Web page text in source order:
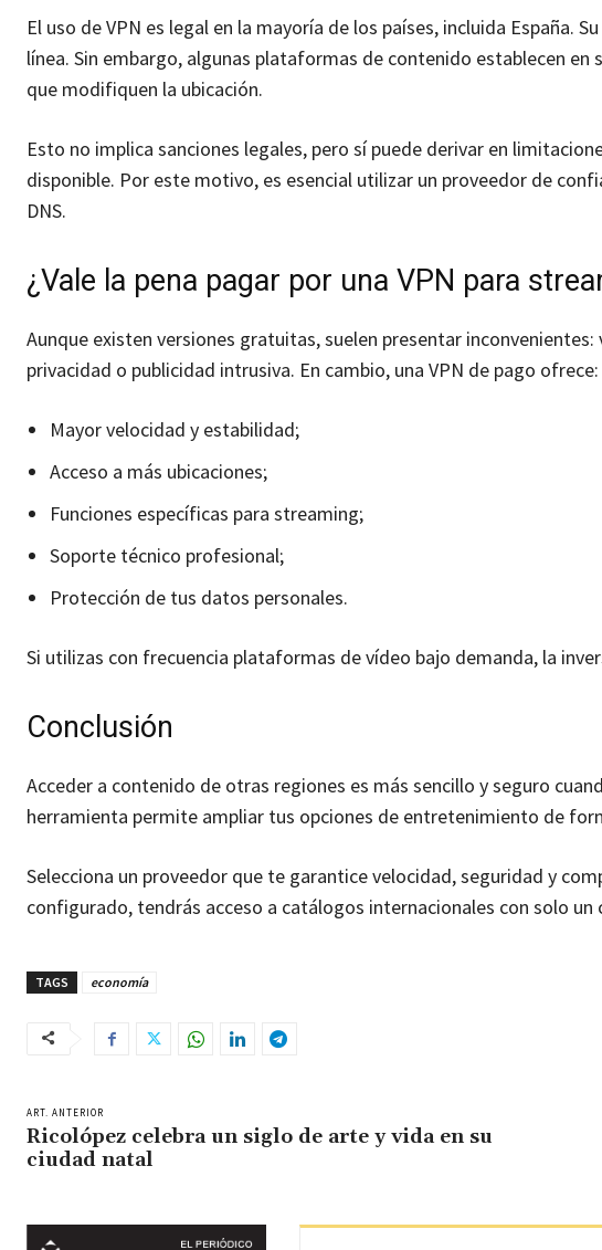
El uso de VPN es legal en la mayoría de los países, incluida España.
línea. Sin embargo, algunas plataformas de contenido establecen
que modifiquen la ubicación.
Esto no implica sanciones legales, pero sí puede derivar en
disponible. Por este motivo, es esencial utilizar un proveedor de
DNS.
¿Vale la pena pagar por una VPN para
Aunque existen versiones gratuitas, suelen presentar
privacidad o publicidad intrusiva. En cambio, una VPN de pago ofrece:
Mayor velocidad y estabilidad;
Acceso a más ubicaciones;
Funciones específicas para streaming;
Soporte técnico profesional;
Protección de tus datos personales.
Si utilizas con frecuencia plataformas de vídeo bajo demanda, la
Conclusión
Acceder a contenido de otras regiones es más sencillo y seguro
herramienta permite ampliar tus opciones de entretenimiento de
Selecciona un proveedor que te garantice velocidad, seguridad y
configurado, tendrás acceso a catálogos internacionales con solo un
TAGS economía
ART. ANTERIOR
Ricolópez celebra un siglo de arte y vida en su
ciudad natal